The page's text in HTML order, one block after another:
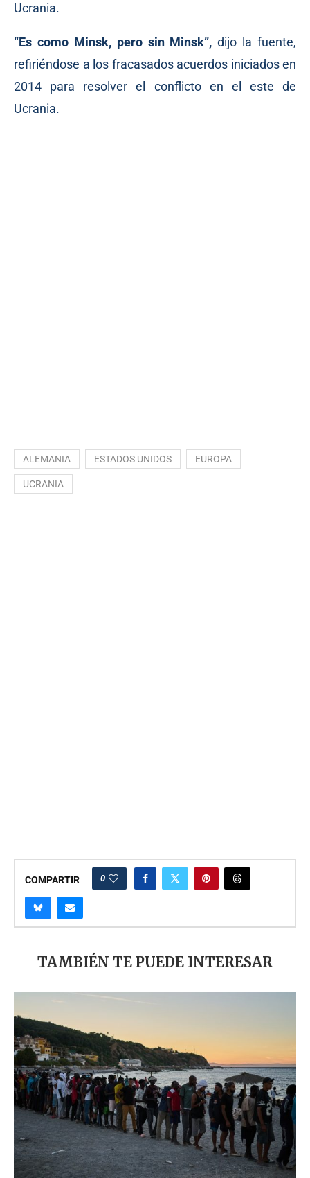
Ucrania.
“Es como Minsk, pero sin Minsk”, dijo la fuente,
refiriéndose a los fracasados acuerdos iniciados en
2014 para resolver el conflicto en el este de
Ucrania.
ALEMANIA ESTADOS UNIDOS EUROPA
UCRANIA
COMPARTIR 0
TAMBIÉN TE PUEDE INTERESAR